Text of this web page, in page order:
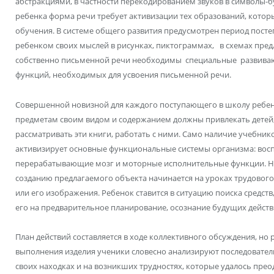
ребенка форма речи требует активизации тех образований,
обучения. В системе общего развития предусмотрен период
ребенком своих мыслей в рисунках, пиктограммах, в схемах
собственно письменной речи необходимы специальные
функций, необходимых для усвоения письменной речи.
Совершенной новизной для каждого поступающего в школу
предметам своим видом и содержанием должны привлекать
рассматривать эти книги, работать с ними. Само наличие
активизирует основные функциональные системы организма:
перерабатывающие мозг и моторные исполнительные функции.
созданию предлагаемого объекта начинается на уроках
или его изображения. Ребенок ставится в ситуацию поиска
его на предварительное планирование, осознание будущих
План действий составляется в ходе коллективного обсуждения,
выполнения изделия ученики словесно анализируют
своих находках и на возникших трудностях, которые удалось